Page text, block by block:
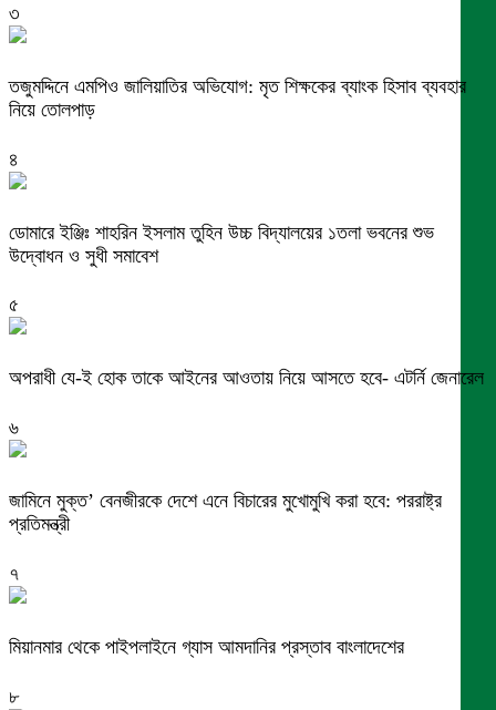
৩
তজুমদ্দিনে এমপিও জালিয়াতির অভিযোগ: মৃত শিক্ষকের ব্যাংক হিসাব ব্যবহার
নিয়ে তোলপাড়
৪
ডোমারে ইঞ্জিঃ শাহরিন ইসলাম তুহিন উচ্চ বিদ্যালয়ের ১তলা ভবনের শুভ
উদ্বোধন ও সুধী সমাবেশ
৫
অপরাধী যে-ই হোক তাকে আইনের আওতায় নিয়ে আসতে হবে- এটর্নি জেনারেল
৬
জামিনে মুক্ত’ বেনজীরকে দেশে এনে বিচারের মুখোমুখি করা হবে: পররাষ্ট্র
প্রতিমন্ত্রী
৭
মিয়ানমার থেকে পাইপলাইনে গ্যাস আমদানির প্রস্তাব বাংলাদেশের
৮